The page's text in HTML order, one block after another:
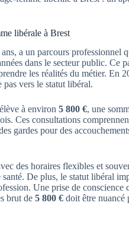
libérale à Brest
a un parcours professionnel
dans le secteur public. Ce
les réalités du métier. En
pas vers le statut libéral.
à environ 5 800 €, une
Ces consultations
gardes pour des
des horaires flexibles et
De plus, le statut libéral
Une prise de
brut de 5 800 € doit être nuancé